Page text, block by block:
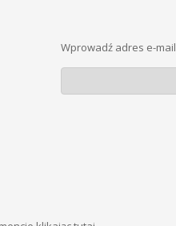
Wprowadź adres e-mail